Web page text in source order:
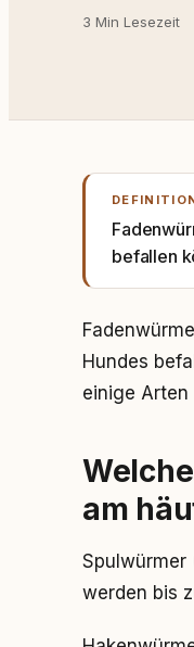
3 Min Lesezeit
befallen
Hundes
einige Arten
am
Spulwürmer
werden bis